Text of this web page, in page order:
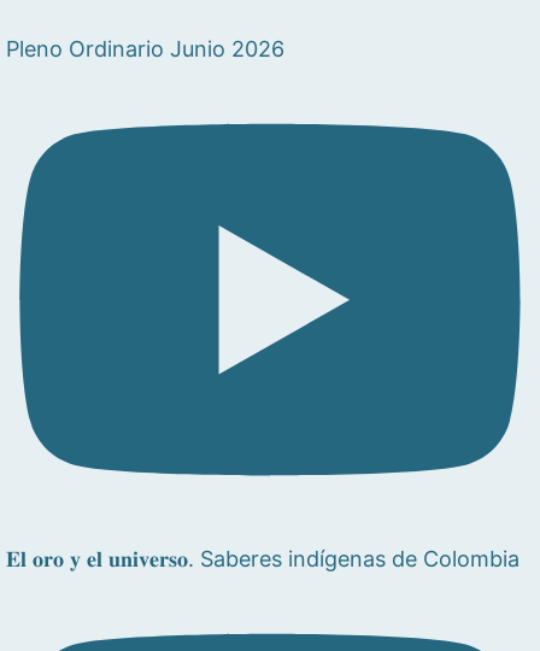
Pleno Ordinario Junio 2026
𝐄𝐥 𝐨𝐫𝐨 𝐲 𝐞𝐥 𝐮𝐧𝐢𝐯𝐞𝐫𝐬𝐨. Saberes indígenas de Colombia